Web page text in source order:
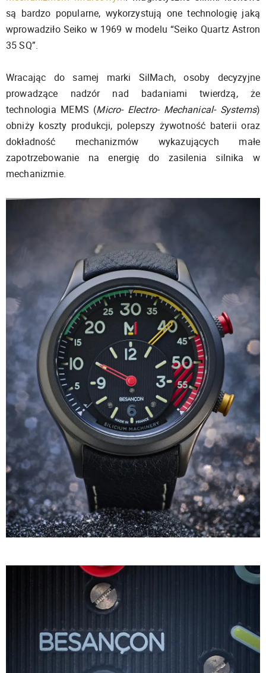
są bardzo popularne, wykorzystują one technologię jaką
wprowadziło Seiko w 1969 w modelu “Seiko Quartz Astron
35 SQ”.
Wracając do samej marki SilMach, osoby decyzyjne
prowadzące nadzór nad badaniami twierdzą, że
technologia MEMS (Micro- Electro- Mechanical- Systems)
obniży koszty produkcji, polepszy żywotność baterii oraz
dokładność mechanizmów wykazujących małe
zapotrzebowanie na energię do zasilenia silnika w
mechanizmie.